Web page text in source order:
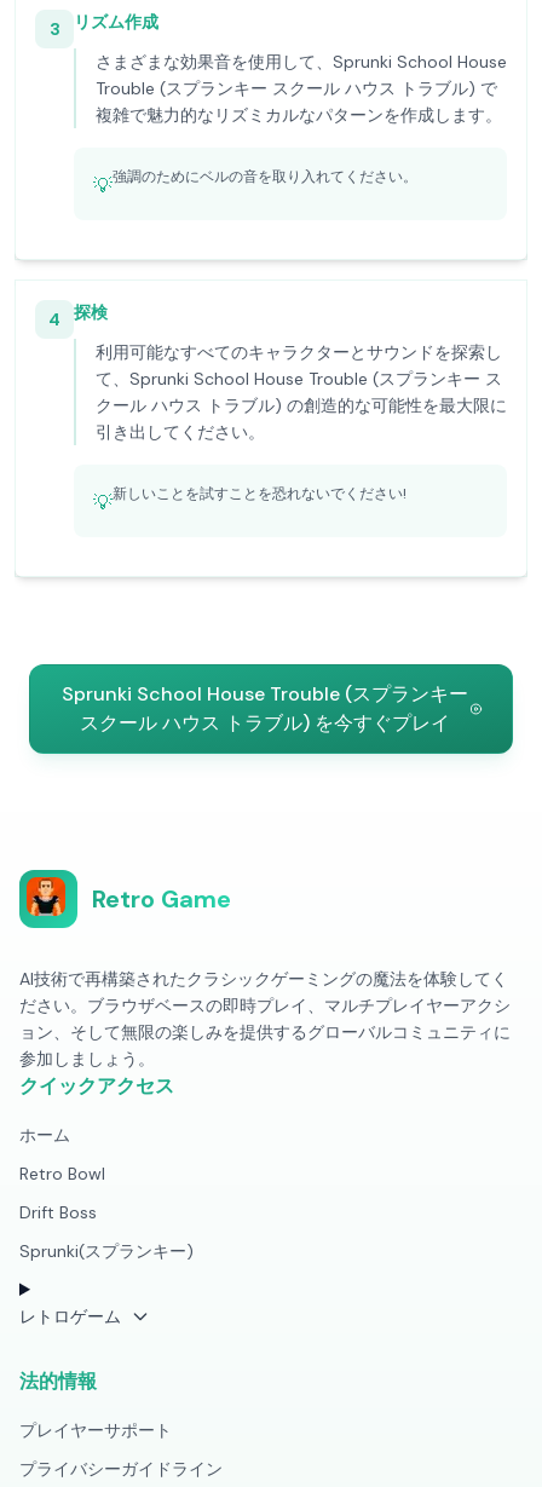
3
リズム作成
さまざまな効果音を使用して、Sprunki School House
Trouble (スプランキー スクール ハウス トラブル) で
複雑で魅力的なリズミカルなパターンを作成します。
💡強調のためにベルの音を取り入れてください。
4
探検
利用可能なすべてのキャラクターとサウンドを探索し
て、Sprunki School House Trouble (スプランキー ス
クール ハウス トラブル) の創造的な可能性を最大限に
引き出してください。
💡新しいことを試すことを恐れないでください!
Sprunki School House Trouble (スプランキー
スクール ハウス トラブル) を今すぐプレイ
Retro Game
AI技術で再構築されたクラシックゲーミングの魔法を体験してく
ださい。ブラウザベースの即時プレイ、マルチプレイヤーアクシ
ョン、そして無限の楽しみを提供するグローバルコミュニティに
参加しましょう。
クイックアクセス
ホーム
Retro Bowl
Drift Boss
Sprunki(スプランキー)
レトロゲーム
法的情報
プレイヤーサポート
プライバシーガイドライン